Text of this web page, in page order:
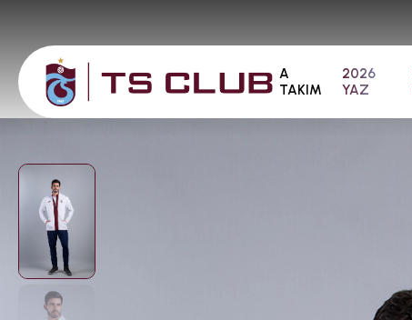
A
TAKIM
2026
YAZ